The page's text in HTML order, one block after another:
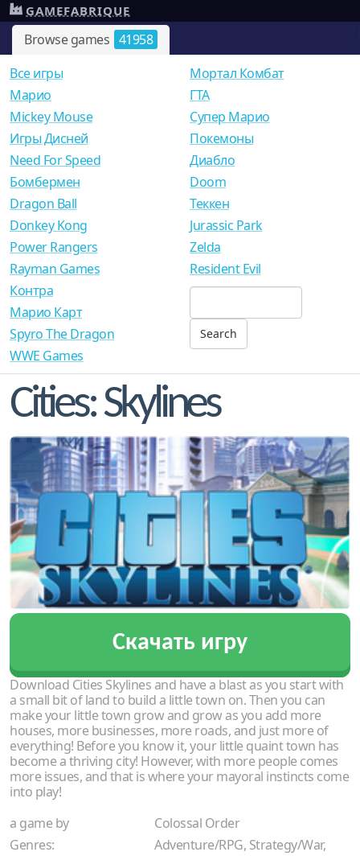
Browse games 41958
GAMEFABRIQUE
Все игры
Mарио
Mickey Mouse
Игры Дисней
Need For Speed
Мортал Комбат
ГТА
Супер Марио
Покемоны
Диабло
Бомбермен
Dragon Ball
Donkey Kong
Power Rangers
Rayman Games
Doom
Теккен
Jurassic Park
Zelda
Resident Evil
Контра
Марио Карт
Spyro The Dragon
WWE Games
Cities: Skylines
Скачать игру
Download Cities Skylines and have a blast as you start with
a small bit of land to build a little town on. Then you can
make your little town grow and grow as you add more
houses, more businesses, more roads, and just more of
everything! Before you know it, your little quaint town has
become a thriving city! However, with more people comes
more issues, and that is where your mayoral instincts come
into play!
a game by
Colossal Order
Genres:
Adventure/RPG, Strategy/War,